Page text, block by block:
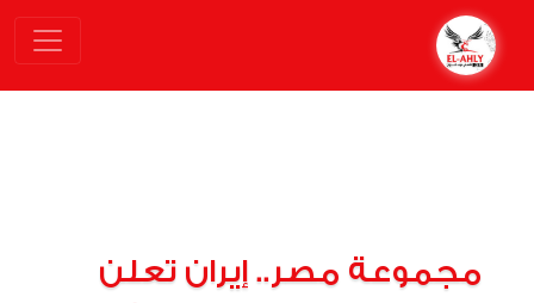
مجموعة مصر.. إيران تعلن